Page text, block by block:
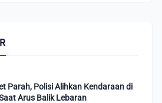
Parah, Polisi Alihkan Kendaraan di
Arus Balik Lebaran